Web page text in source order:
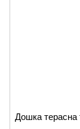
Дошка терасна